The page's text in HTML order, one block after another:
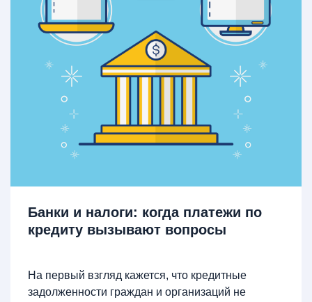
Банки и налоги: когда платежи по
кредиту вызывают вопросы
На первый взгляд кажется, что кредитные
задолженности граждан и организаций не